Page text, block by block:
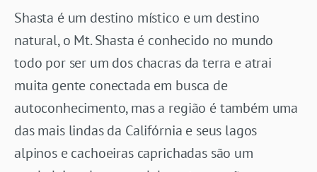
Shasta é um destino místico e um destino
natural, o Mt. Shasta é conhecido no mundo
todo por ser um dos chacras da terra e atrai
muita gente conectada em busca de
autoconhecimento, mas a região é também uma
das mais lindas da Califórnia e seus lagos
alpinos e cachoeiras caprichadas são um